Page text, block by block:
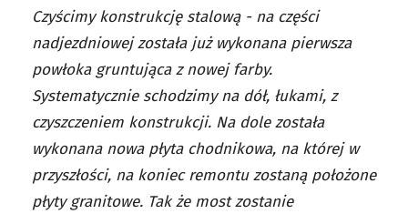
Czyścimy konstrukcję stalową - na części
nadjezdniowej została już wykonana pierwsza
powłoka gruntująca z nowej farby.
Systematycznie schodzimy na dół, łukami, z
czyszczeniem konstrukcji. Na dole została
wykonana nowa płyta chodnikowa, na której w
przyszłości, na koniec remontu zostaną położone
płyty granitowe. Tak że most zostanie